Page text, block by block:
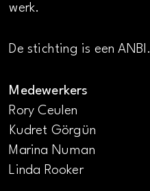
werk.
De stichting is een ANBI.
Medewerkers
Rory Ceulen
Kudret Görgün
Marina Numan
Linda Rooker